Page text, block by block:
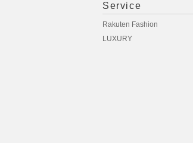
Service
Rakuten Fashion
LUXURY